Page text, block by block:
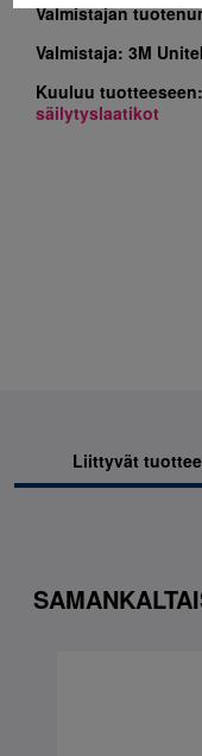
Valmistajan
Valmistaja: 3M
Kuuluu tuotteeseen:
säilytyslaatikot
Liittyvät